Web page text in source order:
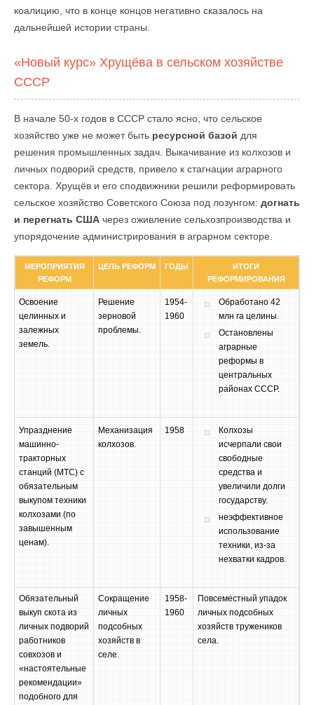
коалицию, что в конце концов негативно сказалось на
дальнейшей истории страны.
«Новый курс» Хрущёва в сельском хозяйстве
СССР
В начале 50-х годов в СССР стало ясно, что сельское
хозяйство уже не может быть ресурсной базой для
решения промышленных задач. Выкачивание из колхозов и
личных подворий средств, привело к стагнации аграрного
сектора. Хрущёв и его сподвижники решили реформировать
сельское хозяйство Советского Союза под лозунгом: догнать
и перегнать США через оживление сельхозпроизводства и
упорядочение администрирования в аграрном секторе.
МЕРОПРИЯТИЯ
РЕФОРМ
ЦЕЛЬ РЕФОРМ ГОДЫ
ИТОГИ
РЕФОРМИРОВАНИЯ
Освоение
целинных и
залежных
земель.
Решение
зерновой
проблемы.
1954-
1960
Обработано 42
млн га целины.
Остановлены
аграрные
реформы в
центральных
районах СССР.
Упразднение
машинно-
тракторных
станций (МТС) с
обязательным
выкупом техники
колхозами (по
завышенным
ценам).
Механизация
колхозов.
1958
Колхозы
исчерпали свои
свободные
средства и
увеличили долги
государству.
неэффективное
использование
техники, из-за
нехватки кадров.
Обязательный
выкуп скота из
личных подворий
работников
совхозов и
«настоятельные
рекомендации»
подобного для
Сокращение
личных
подсобных
хозяйств в
селе.
1958-
1960
Повсеместный упадок
личных подсобных
хозяйств тружеников
села.